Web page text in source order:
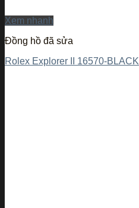
Xem nhanh
Đồng hồ đã sửa
Rolex Explorer II 16570-BLACK